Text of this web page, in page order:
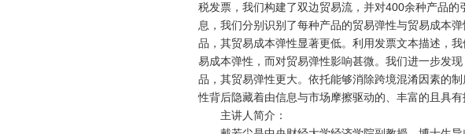
税发票，我们构建了双边贸易流，并对400余种产品
息，我们分别识别了每种产品的贸易弹性与贸易成本
品，其贸易成本弹性显著更低。利用发票文本描述，
易成本弹性，而对贸易弹性影响甚微。我们进一步发
品，其贸易弹性更大。依托能够消除跨境混淆因素的
性背后隐藏着由信息与市场摩擦驱动的、丰富的且具有
主讲人简介：